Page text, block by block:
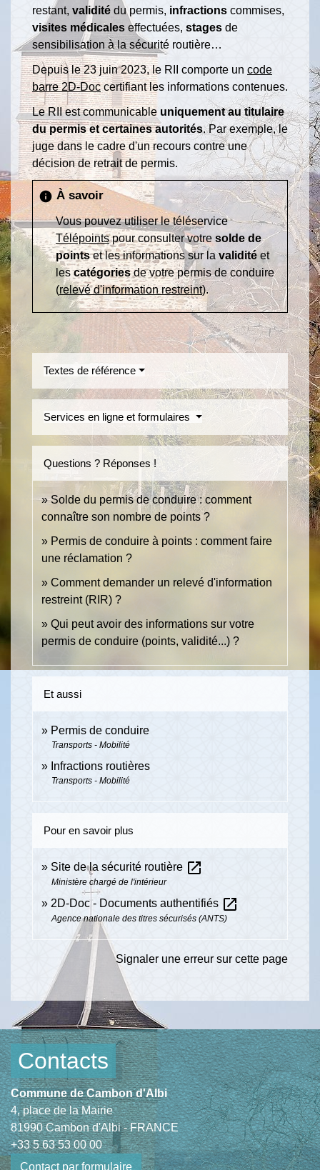
restant, validité du permis, infractions commises,
visites médicales effectuées, stages de
sensibilisation à la sécurité routière…
Depuis le 23 juin 2023, le RII comporte un code
barre 2D-Doccertifiant les informations contenues.
Le RII est communicable uniquement au titulaire
du permis et certaines autorités. Par exemple, le
juge dans le cadre d'un recours contre une
décision de retrait de permis.
info À savoir
Vous pouvez utiliser le téléservice
Télépointspour consulter votre solde de
pointset les informations sur lavaliditéet
lescatégoriesde votre permis de conduire
(relevé d'information restreint).
Textes de référence
Services en ligne et formulaires
Questions ? Réponses !
Solde du permis de conduire : comment
connaître son nombre de points ?
Permis de conduire à points : comment faire
une réclamation ?
Comment demander un relevé d'information
restreint (RIR) ?
Qui peut avoir des informations sur votre
permis de conduire (points, validité...) ?
Et aussi
Permis de conduire
Transports - Mobilité
Infractions routières
Transports - Mobilité
Pour en savoir plus
Site de la sécurité routière open_in_new
Ministère chargé de l'intérieur
2D-Doc - Documents authentifiés open_in_new
Agence nationale des titres sécurisés (ANTS)
Signaler une erreur sur cette page
Contacts
Commune de Cambon d'Albi
4, place de la Mairie
81990 Cambon d'Albi - FRANCE
+33 5 63 53 00 00
Contact par formulaire